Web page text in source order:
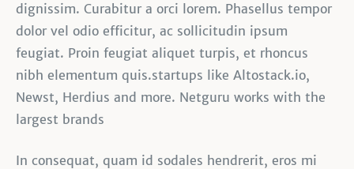
dignissim. Curabitur a orci lorem. Phasellus tempor
dolor vel odio efficitur, ac sollicitudin ipsum
feugiat. Proin feugiat aliquet turpis, et rhoncus
nibh elementum quis.startups like Altostack.io,
Newst, Herdius and more. Netguru works with the
largest brands
In consequat, quam id sodales hendrerit, eros mi